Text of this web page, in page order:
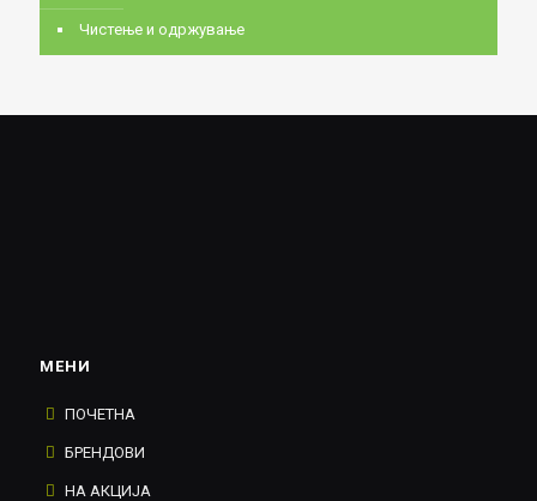
Чистење и одржување
МЕНИ
ПОЧЕТНА
БРЕНДОВИ
НА АКЦИЈА